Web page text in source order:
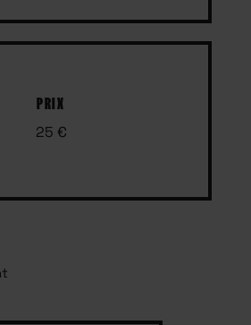
PRIX
25 €